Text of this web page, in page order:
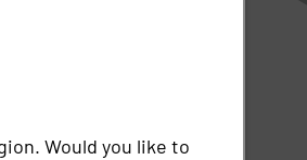
Would you like to